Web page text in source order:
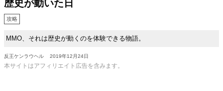
歴史が動いた日
攻略
MMO、それは歴史が動くのを体験できる物語。
反王ケンラウヘル 2019年12月24日
本サイトはアフィリエイト広告を含みます。